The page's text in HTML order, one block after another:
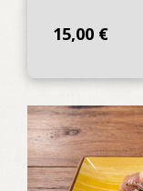
15,00 €